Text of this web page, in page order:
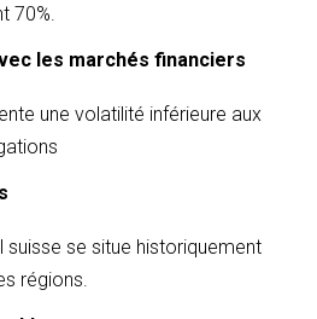
70%.
les marchés financiers
une volatilité inférieure aux
suisse se situe historiquement
régions.